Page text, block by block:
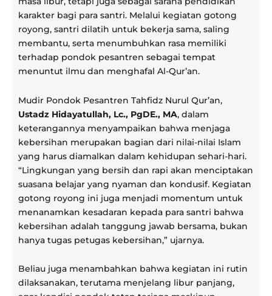
karakter bagi para santri. Melalui kegiatan gotong
royong, santri dilatih untuk bekerja sama, saling
membantu, serta menumbuhkan rasa memiliki
terhadap pondok pesantren sebagai tempat
menuntut ilmu dan menghafal Al-Qur’an.
Mudir Pondok Pesantren Tahfidz Nurul Qur’an,
Ustadz Hidayatullah, Lc., PgDE., MA, dalam
keterangannya menyampaikan bahwa menjaga
kebersihan merupakan bagian dari nilai-nilai Islam
yang harus diamalkan dalam kehidupan sehari-hari.
“Lingkungan yang bersih dan rapi akan menciptakan
suasana belajar yang nyaman dan kondusif. Kegiatan
gotong royong ini juga menjadi momentum untuk
menanamkan kesadaran kepada para santri bahwa
kebersihan adalah tanggung jawab bersama, bukan
hanya tugas petugas kebersihan,” ujarnya.
Beliau juga menambahkan bahwa kegiatan ini rutin
dilaksanakan, terutama menjelang libur panjang,